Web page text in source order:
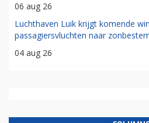
06 aug 26
Luchthaven Luik krijgt komende
passagiersvluchten naar
04 aug 26